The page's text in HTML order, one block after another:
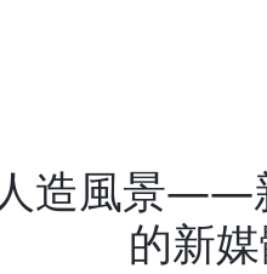
造風景——
的新